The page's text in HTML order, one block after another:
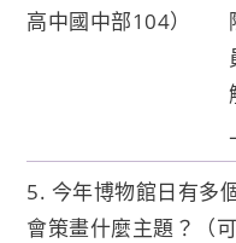
高中國中部104）
5. 今年博物館日有多
會策畫什麼主題？（